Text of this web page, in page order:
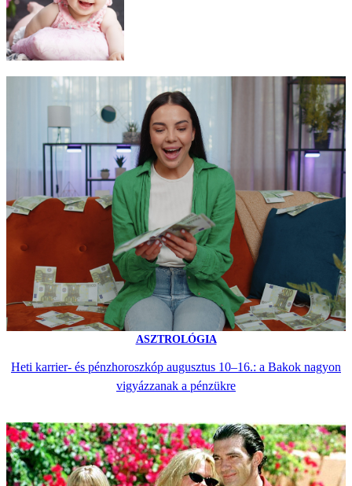
ASZTROLÓGIA
Heti karrier- és pénzhoroszkóp augusztus 10–16.: a Bakok nagyon
vigyázzanak a pénzükre